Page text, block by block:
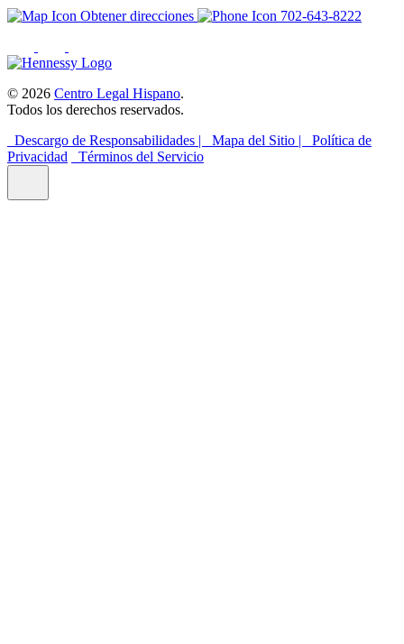
Obtener direcciones
702-643-8222
© 2026 Centro Legal Hispano.
Todos los derechos reservados.
Descargo de Responsabilidades |
Mapa del Sitio |
Política de
Privacidad
Términos del Servicio